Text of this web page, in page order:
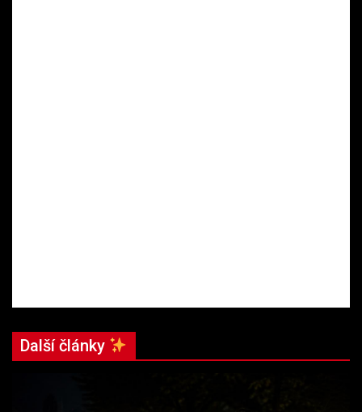
Další články